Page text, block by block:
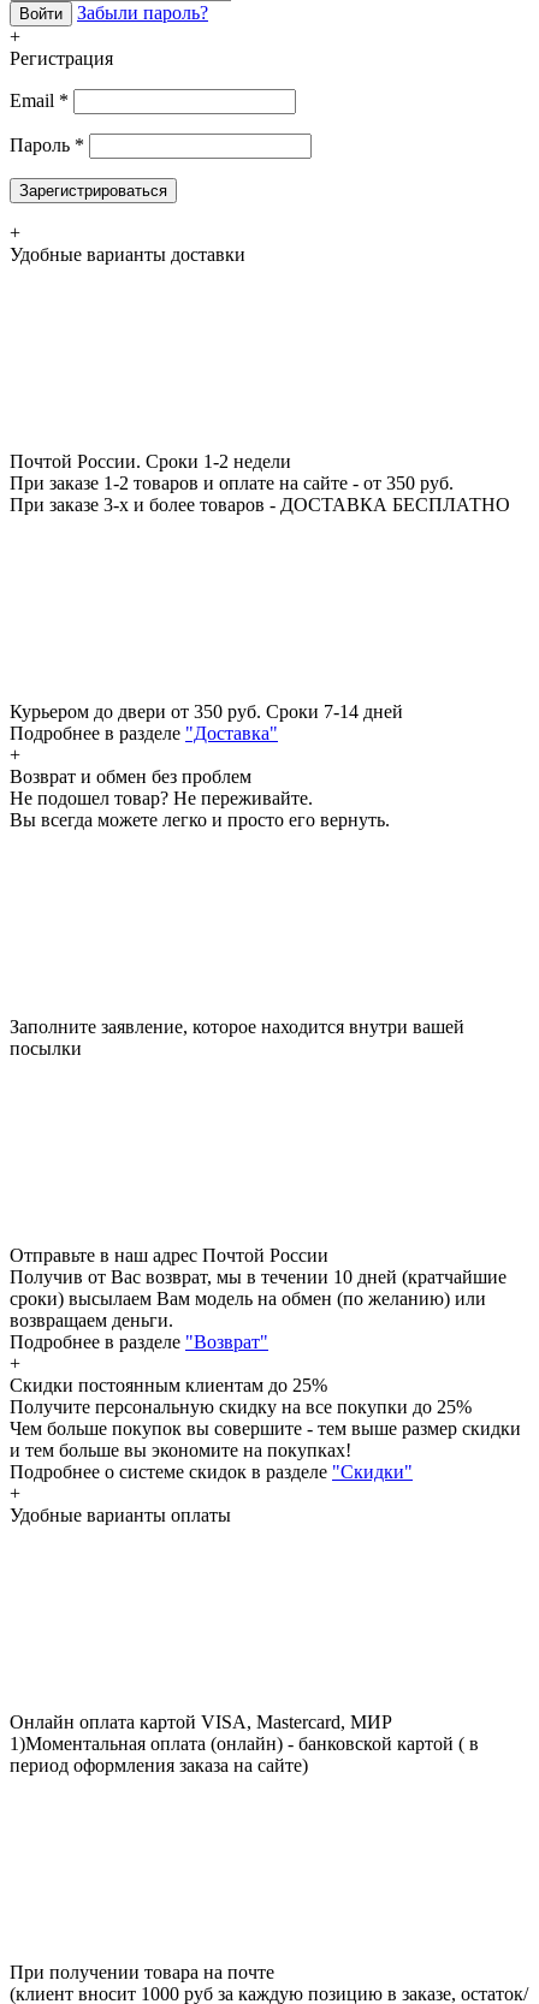
Войти
Забыли пароль?
+
Регистрация
Email *
Пароль *
Зарегистрироваться
+
Удобные варианты доставки
Почтой России. Сроки 1-2 недели
При заказе 1-2 товаров и оплате на сайте - от 350 руб.
При заказе 3-х и более товаров - ДОСТАВКА БЕСПЛАТНО
Курьером до двери от 350 руб. Сроки 7-14 дней
Подробнее в разделе "Доставка"
+
Возврат и обмен без проблем
Не подошел товар? Не переживайте.
Вы всегда можете легко и просто его вернуть.
Заполните заявление, которое находится внутри вашей
посылки
Отправьте в наш адрес Почтой России
Получив от Вас возврат, мы в течении 10 дней (кратчайшие
сроки) высылаем Вам модель на обмен (по желанию) или
возвращаем деньги.
Подробнее в разделе "Возврат"
+
Скидки постоянным клиентам до 25%
Получите персональную скидку на все покупки до 25%
Чем больше покупок вы совершите - тем выше размер скидки
и тем больше вы экономите на покупках!
Подробнее о системе скидок в разделе "Скидки"
+
Удобные варианты оплаты
Онлайн оплата картой VISA, Mastercard, МИР
1)Моментальная оплата (онлайн) - банковской картой ( в
период оформления заказа на сайте)
При получении товара на почте
(клиент вносит 1000 руб за каждую позицию в заказе, остаток/